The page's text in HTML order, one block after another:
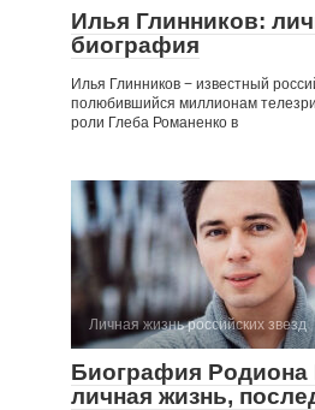
Илья Глинников:
биография
Илья Глинников − известный
полюбившийся миллионам
роли Глеба Романенко в
Личная жизнь российских звезд
Биография
личная жизнь,